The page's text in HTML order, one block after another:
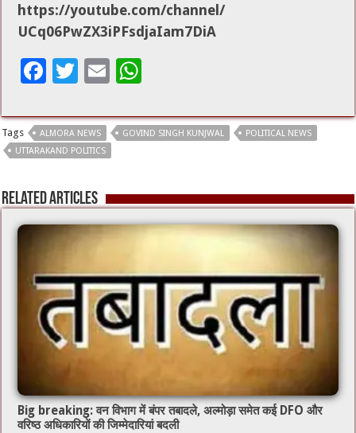
https://youtube.com/channel/
UCq06PwZX3iPFsdjaIam7DiA
F
e
b
o
k
T
tt
er
E
ai
l
at
sA
p
Tags ALMORA NEWS GOVIND SINGH KUNJWAL
POLITICAL NEWS
UTTARAKAND POLITICS
Related Articles
Big breaking: वन विभाग में बंपर तबादले, अल्मोड़ा समेत कई DFO और
वरिष्ठ अधिकारियों की जिम्मेदारियां बदली